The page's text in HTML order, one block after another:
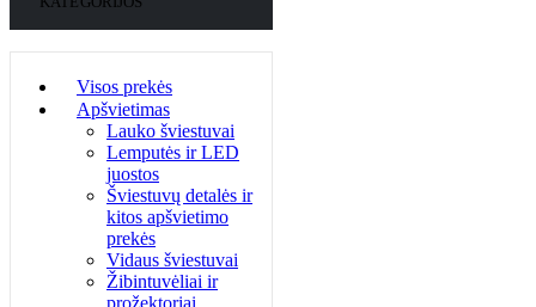
Visos prekės
Apšvietimas
Lauko šviestuvai
Lemputės ir LED
juostos
Šviestuvų detalės ir
kitos apšvietimo
prekės
Vidaus šviestuvai
Žibintuvėliai ir
prožektoriai